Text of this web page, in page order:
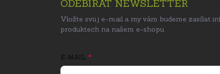
ODEBÍRAT NEWSLETTER
Vložte svůj e-mail a my vám budeme zasílat
produktech na našem e-shopu.
E-MAIL